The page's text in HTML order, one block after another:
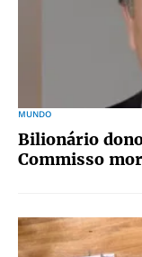
MUNDO
Bilionário
Commisso